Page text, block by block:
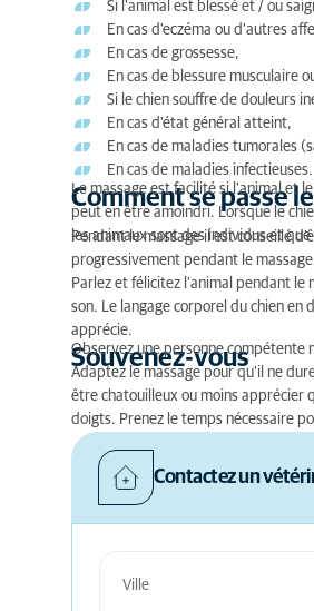
Si l'animal est blessé et / ou
En cas d'eczéma ou d'autres
En cas de grossesse,
En cas de blessure musculaire
Si le chien souffre de douleurs
En cas d'état général atteint,
En cas de maladies tumorales
En cas de maladies infectieuses.
Comment se passe
Le massage est facilité si l'animal et
peut en être amoindri. Lorsque le
les animaux sont des individus et
Pendant le massage il est conseillé
progressivement pendant le
Parlez et félicitez l'animal pendant le
son. Le langage corporel du chien en
apprécie.
Souvenez-vous
Observez une personne compétente
Adaptez le massage pour qu'il ne
être chatouilleux ou moins apprécier
doigts. Prenez le temps nécessaire
Contactez un